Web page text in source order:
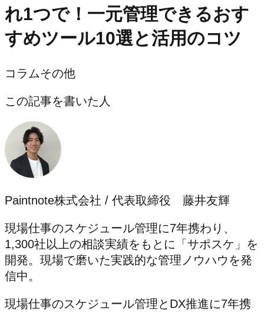
れ1つで！一元管理できるおす
すめツール10選と活用のコツ
コラムその他
この記事を書いた人
Paintnote株式会社 / 代表取締役 藤井友輝
現場仕事のスケジュール管理に7年携わり、
1,300社以上の相談実績をもとに「サポスケ」を
開発。現場で磨いた実践的な管理ノウハウを発
信中。
現場仕事のスケジュール管理とDX推進に7年携